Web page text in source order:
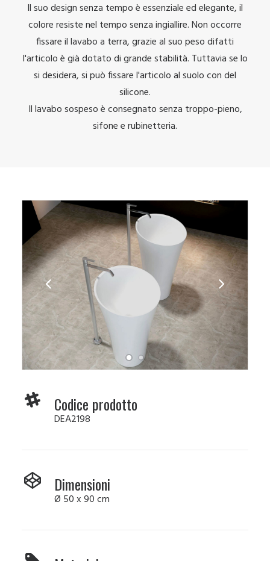
Il suo design senza tempo è essenziale ed elegante, il
colore resiste nel tempo senza ingiallire. Non occorre
fissare il lavabo a terra, grazie al suo peso difatti
l'articolo è già dotato di grande stabilità. Tuttavia se lo
si desidera, si può fissare l'articolo al suolo con del
silicone.
Il lavabo sospeso è consegnato senza troppo-pieno,
sifone e rubinetteria.
Codice prodotto
DEA2198
Dimensioni
Ø 50 x 90 cm